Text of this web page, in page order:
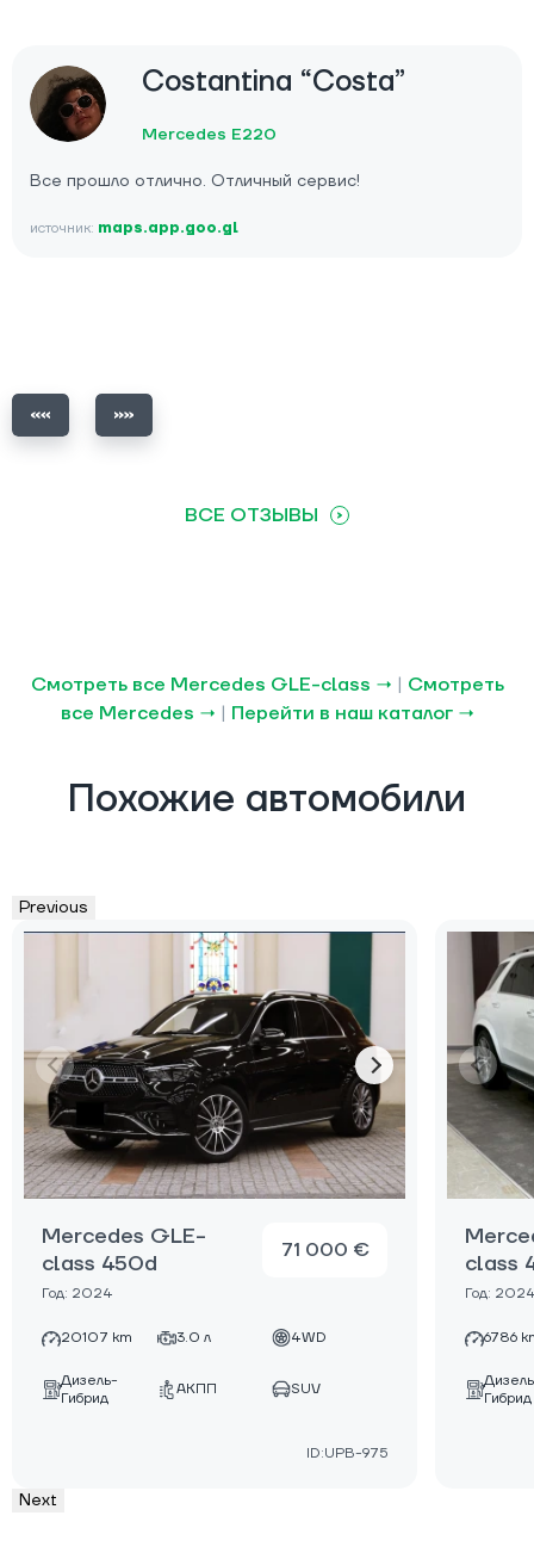
Costantina “Costa”
Mercedes E220
Все прошло отлично. Отличный сервис!
источник: maps.app.goo.gl
ВСЕ ОТЗЫВЫ
Смотреть все Mercedes GLE-class → | Смотреть
все Mercedes → | Перейти в наш каталог →
Похожие автомобили
Previous
Mercedes GLE-
class 450d
Год: 2024
71 000 €
20107 km 3.0 л 4WD
Дизель-
Гибрид
АКПП SUV
ID:UPB-975
class
Год:
6786
Гибрид
Next